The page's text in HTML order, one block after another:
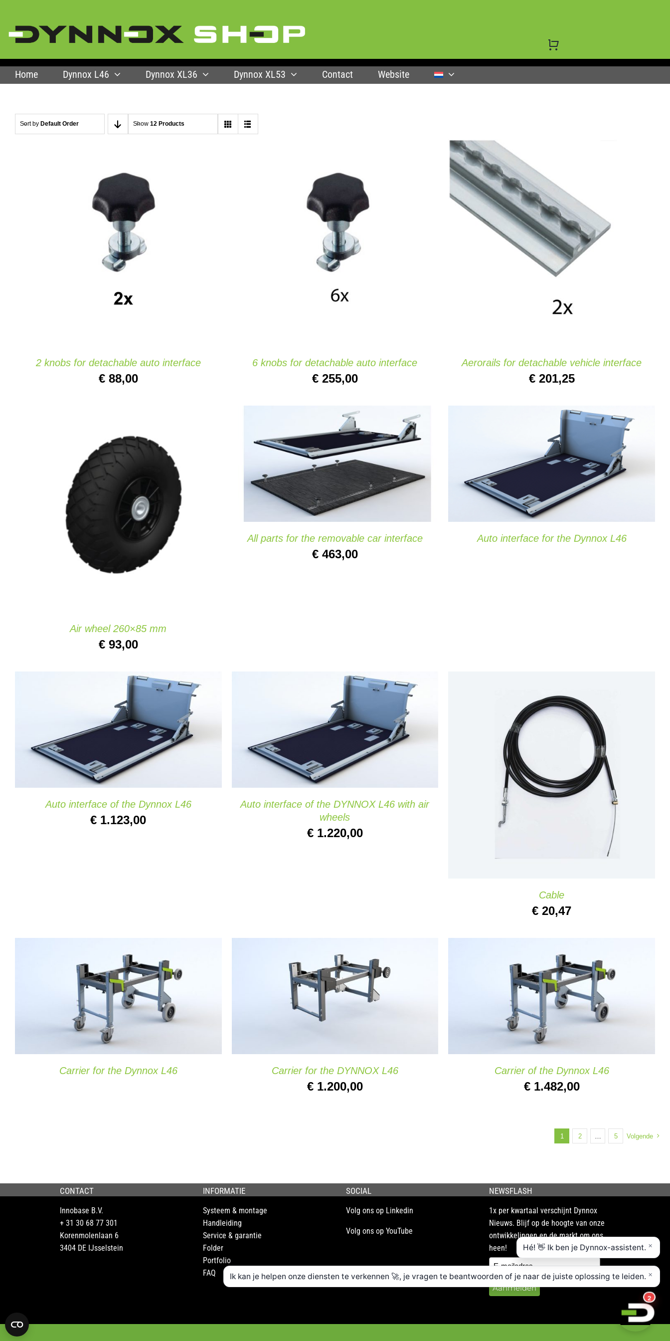
inhoud
Home Dynnox L46 Dynnox XL36 Dynnox XL53 Contact Website
Sort by Default Order Show 12 Products
TOEVOEGEN AAN WINKELWAGEN
2 knobs for detachable auto interface
€88,00
TOEVOEGEN AAN WINKELWAGEN
6 knobs for detachable auto interface
€255,00
TOEVOEGEN AAN WINKELWAGEN /
Aerorails for detachable vehicle interface
€201,25
TOEVOEGEN AAN WINKELWAGEN DETAILS
Air wheel 260×85 mm
€93,00
TOEVOEGEN AAN WINKELWAGEN / DETAILS
All parts for the removable car interface
€463,00
OPTIES SELECTEREN DETAILS
Auto interface for the Dynnox L46
TOEVOEGEN AAN WINKELWAGEN / DETAILS
Auto interface of the Dynnox L46
€ 1.123,00
TOEVOEGEN AAN WINKELWAGEN / DETAILS
Auto interface of the DYNNOX L46 with air
wheels
€1.220,00
TOEVOEGEN AAN WINKELWAGEN DETAILS
Cable
€ 20,47
OPTIES SELECTEREN / DETAILS
Carrier for the Dynnox L46
TOEVOEGEN AAN WINKELWAGEN /
Carrier for the DYNNOX L46
€1.200,00
TOEVOEGEN AAN WINKELWAGEN / DETAILS
Carrier of the Dynnox L46
€1.482,00
1 2 5 Volgende
CONTACT INFORMATIE SOCIAL NEWSFLASH
Innobase B.V.
+ 31 30 68 77 301
Korenmolenlaan 6
3404 DE IJsselstein
Systeem & montage
Handleiding
Service & garantie
Folder
Portfolio
FAQ
Volg ons op Linkedin
Volg ons op YouTube
1x per kwartaal verschijnt Dynnox
Nieuws. Blijf op de hoogte van onze
ontwikkelingen en de markt om ons
heen!
Aanmelden